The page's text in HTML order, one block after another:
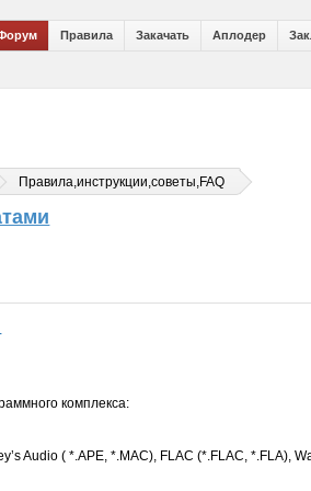
Правила Закачать Аплодер
Правила,инструкции,советы,FAQ
комплекса:
Audio ( *.APE, *.MAC), FLAC (*.FLAC, *.FLA),